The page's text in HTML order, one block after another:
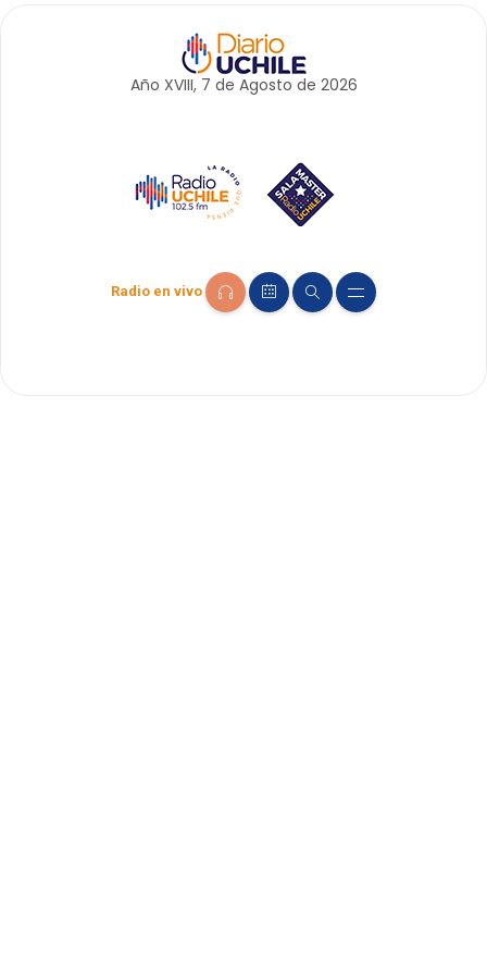
Año XVIII, 7 de Agosto de 2026
Radio en vivo